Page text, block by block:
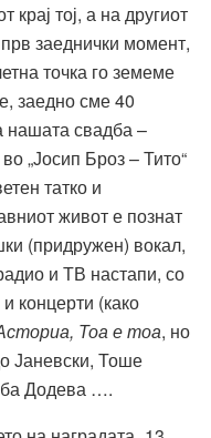
тој, а на другиот
прв заеднички момент,
точка го земеме
заедно сме 40
нашата свадба –
„Јосип Броз – Тито“
татко и
живот е познат
(придружен) вокал,
и ТВ настапи, со
концерти (како
Тоа е тоа, но
Јаневски, Тоше
Додева ….